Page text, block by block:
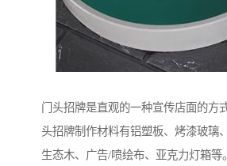
门头招牌是直观的一种宣传店面的方
头招牌制作材料有铝塑板、烤漆玻璃
生态木、广告/喷绘布、亚克力灯箱等。